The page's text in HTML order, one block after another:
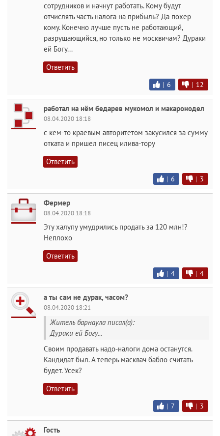
сотрудников и начнут работать. Кому будут
отчислять часть налога на прибыль? Да похер
кому. Конечно лучше пусть не работающий,
разрущающийся, но только не москвичам? Дураки
ей Богу...
Ответить
| 6 | 12
работал на нём бедарев мукомол и макаронодел
08.04.2020 18:18
с кем-то краевым авторитетом закусился за сумму
отката и пришел писец илива-тору
Ответить
| 6 | 3
Фермер
08.04.2020 18:18
Эту халупу умудрились продать за 120 млн!?
Неплохо
Ответить
| 4 | 4
а ты сам не дурак, часом?
08.04.2020 18:21
Житель барнаула писал(а):
Дураки ей Богу...
Своим продавать надо-налоги дома останутся.
Кандидат был. А теперь масквач бабло считать
будет. Усек?
Ответить
| 7 | 3
Гость